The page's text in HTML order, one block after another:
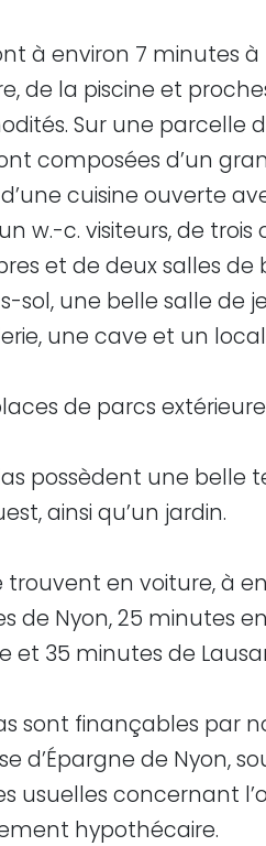
à environ 7 minutes à
de la piscine et
Sur une parcelle
composées d’un
cuisine ouverte
w.-c. visiteurs, de
et de deux salles de
sol, une belle salle de
une cave et un
de parcs
possèdent une belle
ainsi qu’un jardin.
trouvent en voiture, à
de Nyon, 25 minutes
et 35 minutes de
sont finançables par
d’Épargne de Nyon,
usuelles concernant
hypothécaire.